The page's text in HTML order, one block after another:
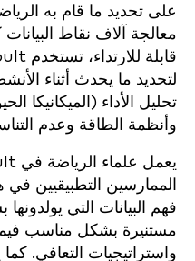
على تحديد ما قام به
معالجة آلاف نقاط البيانات
لتحديد ما يحدث أثناء
تحليل الأداء (الميكانيكا
وأنظمة الطاقة وعدم
الممارسين التطبيقيين
فهم البيانات التي
مستنيرة بشكل مناسب
واستراتيجيات التعافي.